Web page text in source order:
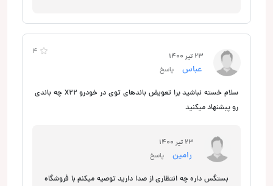
4 23 تیر 1400
عباس پاسخ
سلام خسته نباشید برا تعویض باندهای توی در خودرو X22 چه باندی
رو پبشنهاد میکنید
23 تیر 1400
رامین پاسخ
بستگس داره چه انتظاری از صدا دارید توصیه میکنم با فروشگاه